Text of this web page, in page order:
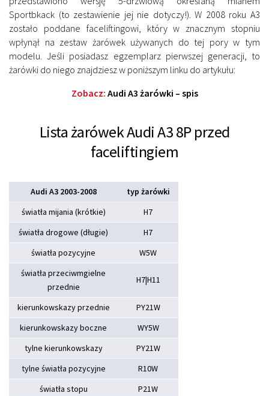
Sportbkack (to zestawienie jej nie dotyczy!). W 2008 roku A3
zostało poddane faceliftingowi, który w znacznym stopniu
wpłynął na zestaw żarówek używanych do tej pory w tym
modelu. Jeśli posiadasz egzemplarz pierwszej generacji, to
żarówki do niego znajdziesz w poniższym linku do artykułu:
Zobacz: Audi A3 żarówki – spis
Lista żarówek Audi A3 8P przed
faceliftingiem
Audi A3 2003-2008
typ żarówki
światła mijania (krótkie)
H7
światła drogowe (długie)
H7
światła pozycyjne
W5W
światła przeciwmgielne
przednie
H7|H11
kierunkowskazy przednie
PY21W
kierunkowskazy boczne
WY5W
tylne kierunkowskazy
PY21W
tylne światła pozycyjne
R10W
światła stopu
P21W